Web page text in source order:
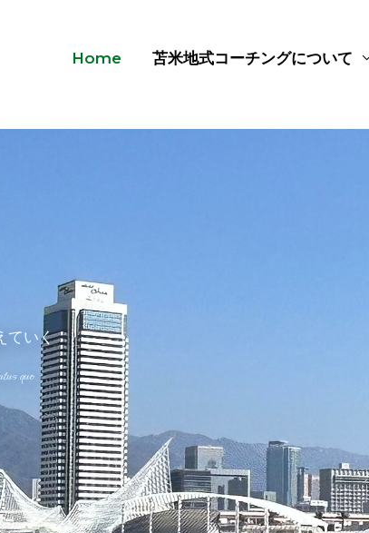
Home 苫米地式コーチングについて
ていく
quo